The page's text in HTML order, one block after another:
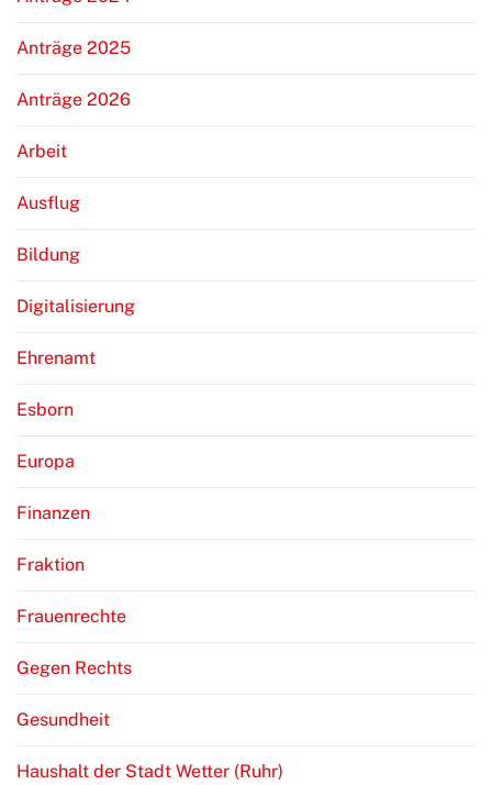
Anträge 2025
Anträge 2026
Arbeit
Ausflug
Bildung
Digitalisierung
Ehrenamt
Esborn
Europa
Finanzen
Fraktion
Frauenrechte
Gegen Rechts
Gesundheit
Haushalt der Stadt Wetter (Ruhr)